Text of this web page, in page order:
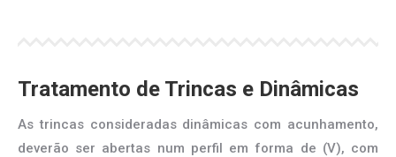
Tratamento de Trincas e Dinâmicas
As trincas consideradas dinâmicas com acunhamento,
deverão ser abertas num perfil em forma de (V), com